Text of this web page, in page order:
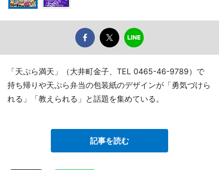
「天ぷら満天」（大井町金子、TEL 0465-46-9789）で
持ち帰りや天ぷら弁当の包装紙のデザインが「勇気づけら
れる」「教えられる」と話題を集めている。
記事を読む